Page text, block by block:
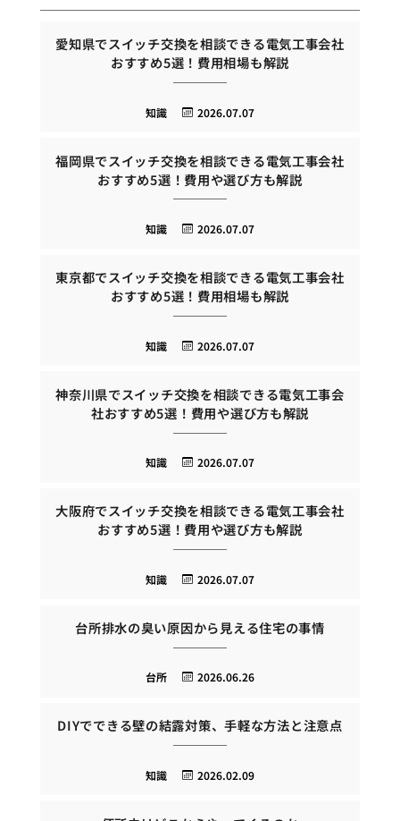
愛知県でスイッチ交換を相談できる電気工事会社
おすすめ5選！費用相場も解説
2026.07.07
知識
福岡県でスイッチ交換を相談できる電気工事会社
おすすめ5選！費用や選び方も解説
2026.07.07
知識
東京都でスイッチ交換を相談できる電気工事会社
おすすめ5選！費用相場も解説
2026.07.07
知識
神奈川県でスイッチ交換を相談できる電気工事会
社おすすめ5選！費用や選び方も解説
2026.07.07
知識
大阪府でスイッチ交換を相談できる電気工事会社
おすすめ5選！費用や選び方も解説
2026.07.07
知識
台所排水の臭い原因から見える住宅の事情
2026.06.26
台所
DIYでできる壁の結露対策、手軽な方法と注意点
2026.02.09
知識